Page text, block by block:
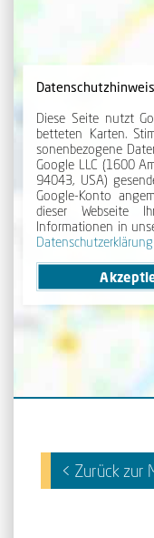
Datenschutzhinweis
Diese Seite nutzt
betteten Karten.
sonen­be­zogene
Google LLC (1600
94043, USA)
Google-Konto
dieser Webseite
Informationen in
< Zurück zur